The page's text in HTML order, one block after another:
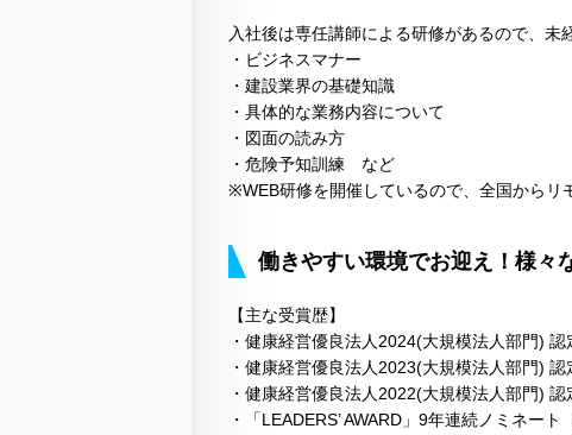
入社後は専任講師による研修があるので、未
・ビジネスマナー
・建設業界の基礎知識
・具体的な業務内容について
・図面の読み方
・危険予知訓練 など
※WEB研修を開催しているので、全国からリ
働きやすい環境でお迎え！様々
【主な受賞歴】
・健康経営優良法人2024(大規模法人部門) 認
・健康経営優良法人2023(大規模法人部門) 認
・健康経営優良法人2022(大規模法人部門) 認
・「LEADERS’ AWARD」9年連続ノミネート